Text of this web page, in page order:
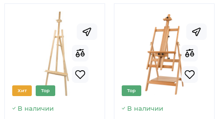
Хит Top
В наличии
Top
В наличии